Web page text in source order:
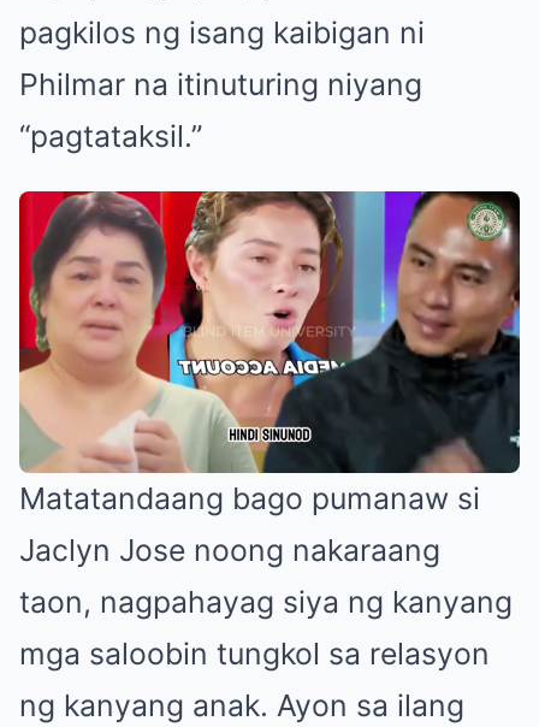
pagkilos ng isang kaibigan ni
Philmar na itinuturing niyang
“pagtataksil.”
Matatandaang bago pumanaw si
Jaclyn Jose noong nakaraang
taon, nagpahayag siya ng kanyang
mga saloobin tungkol sa relasyon
ng kanyang anak. Ayon sa ilang